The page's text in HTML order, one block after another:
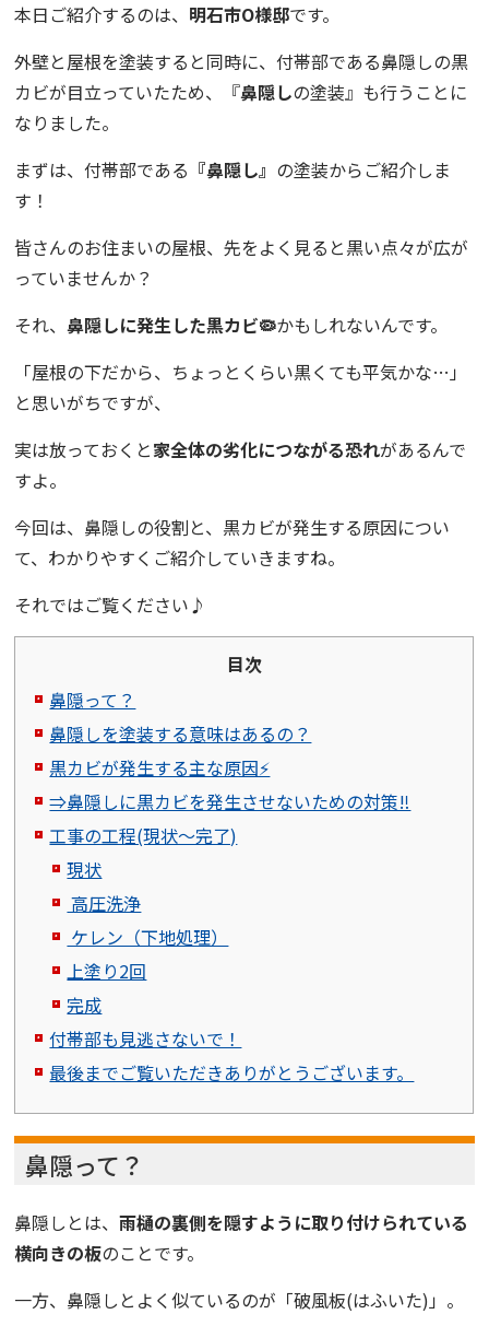
本日ご紹介するのは、 明石市O様邸です。
外壁と屋根を塗装すると同時に、付帯部である鼻隠しの黒
カビが目立っていたため、
『鼻隠しの塗装』 も行うことに
なりました。
まずは、付帯部である 『鼻隠し』 の塗装からご紹介しま
す！
皆さんのお住まいの屋根、先をよく見ると黒い点々が広が
っていませんか？
それ、鼻隠しに発生した黒カビ🦠かもしれないんです。
「屋根の下だから、ちょっとくらい黒くても平気かな…」
と思いがちですが、
実は放っておくと家全体の劣化につながる恐れがあるんで
すよ。
今回は、鼻隠しの役割と、黒カビが発生する原因につい
て、わかりやすくご紹介していきますね。
それではご覧ください♪
目次
鼻隠って？
鼻隠しを塗装する意味はあるの？
黒カビが発生する主な原因⚡
⇒鼻隠しに黒カビを発生させないための対策‼️
工事の工程(現状～完了)
現状
高圧洗浄
ケレン（下地処理）
上塗り2回
完成
付帯部も見逃さないで！
最後までご覧いただきありがとうございます。
鼻隠って？
鼻隠しとは、雨樋の裏側を隠すように取り付けられている
横向きの板のことです。
一方、鼻隠しとよく似ているのが「破風板(はふいた)」。